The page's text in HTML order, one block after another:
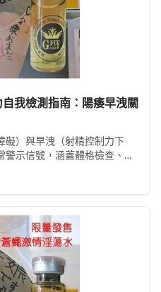
我檢測指南：陽痿早洩關
礙）與早洩（射精控制力下
警示信號，涵蓋體格檢查、病